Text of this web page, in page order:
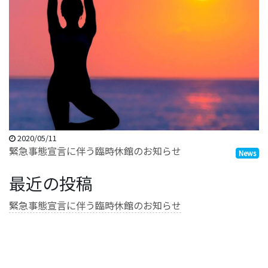
2020/05/11
News
緊急事態宣言に伴う臨時休館のお知らせ
最近の投稿
緊急事態宣言に伴う臨時休館のお知らせ